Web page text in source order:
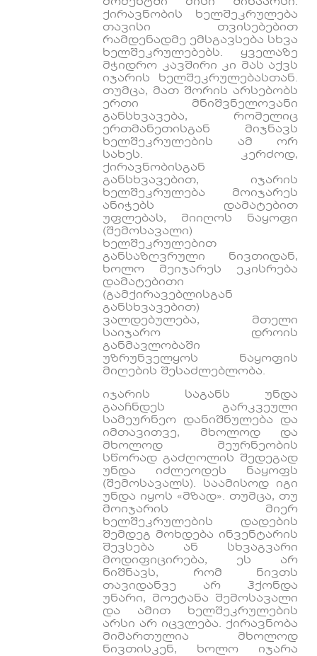
ქირავნობის ხელშეკრულება
თავისი თვისებებით
რამდენადმე ემსგავსება სხვა
ხელშეკრულებებს. ყველაზე
მჭიდრო კავშირი კი მას აქვს
იჯარის ხელშეკრულებასთან.
თუმცა, მათ შორის არსებობს
ერთი მნიშვნელოვანი
განსხვავება, რომელიც
ერთმანეთისგან მიჯნავს
ხელშეკრულების ამ ორ
სახეს. კერძოდ,
ქირავნობისგან
განსხვავებით, იჯარის
ხელშეკრულება მოიჯარეს
ანიჭებს დამატებით
უფლებას, მიიღოს ნაყოფი
(შემოსავალი)
ხელშეკრულებით
განსაზღვრული ნივთიდან,
ხოლო მეიჯარეს ეკისრება
დამატებითი
(გამქირავებლისგან
განსხვავებით)
ვალდებულება, მთელი
საიჯარო დროის
განმავლობაში
უზრუნველყოს ნაყოფის
მიღების შესაძლებლობა.
იჯარის საგანს უნდა
გააჩნდეს გარკვეული
სამეურნეო დანიშნულება და
იმთავითვე, მხოლოდ და
მხოლოდ მეურნეობის
სწორად გაძღოლის შედეგად
უნდა იძლეოდეს ნაყოფს
(შემოსავალს). საამისოდ იგი
უნდა იყოს «მზად». თუმცა, თუ
მოიჯარის მიერ
ხელშეკრულების დადების
შემდეგ მოხდება ინვენტარის
შევსება ან სხვაგვარი
მოდიფიცირება, ეს არ
ნიშნავს, რომ ნივთს
თავიდანვე არ ჰქონდა
უნარი, მოეტანა შემოსავალი
და ამით ხელშეკრულების
არსი არ იცვლება. ქირავნობა
მიმართულია მხოლოდ
ნივთისკენ, ხოლო იჯარა